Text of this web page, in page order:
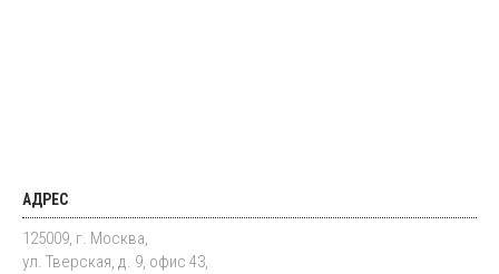
АДРЕС
125009, г. Москва,
ул. Тверская, д. 9, офис 43,